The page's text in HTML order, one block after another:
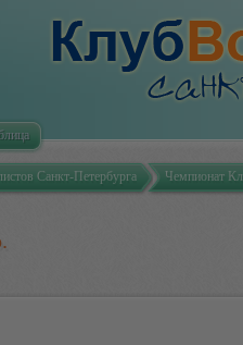
Санкт-Петербурга Чемпионат